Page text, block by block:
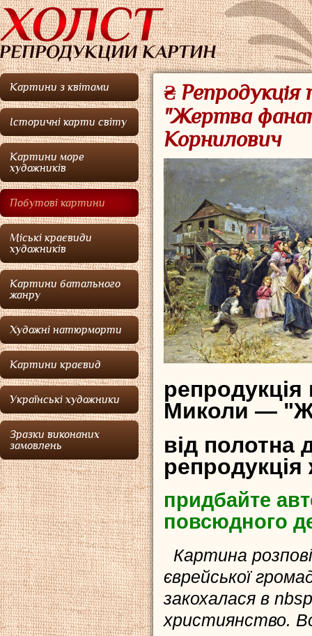
Картини з квітами
Історичні карти світу
Картини море
художників
Побутові картини
Міські краєвиди
художників
Картини батального
жанру
Художні натюрморти
Картини краєвид
Українські художники
Зразки виконаних
замовлень
₴
"Жертва
Корнилович
Миколи —
від полотна
придбайте
повсюдного
Картина
єврейської
закохалася в
християнство.